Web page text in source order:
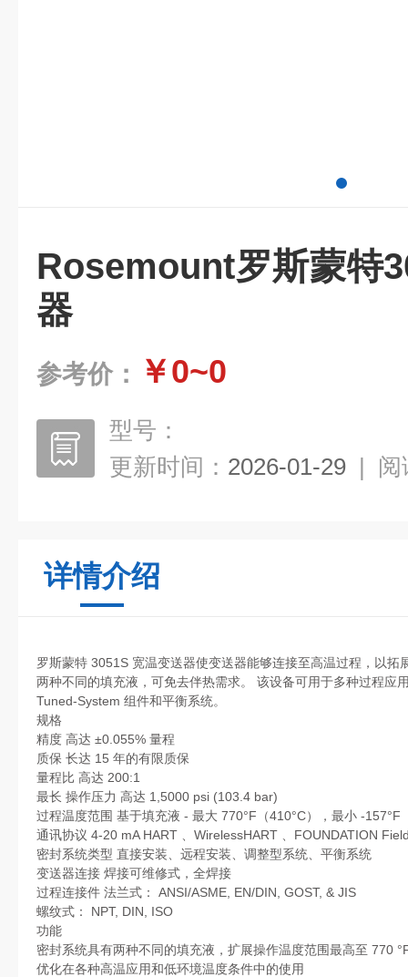
Rosemount罗斯蒙特
器
参考价： ￥0~0
型号：
更新时间： 2026-01-29 | 阅
详情介绍
罗斯蒙特 3051S 宽温变送器使变送器能够连接至高温过程，以
两种不同的填充液，可免去伴热需求。 该设备可用于多种过程应
Tuned-System 组件和平衡系统。
规格
精度 高达 ±0.055% 量程
质保 长达 15 年的有限质保
量程比 高达 200:1
最长 操作压力 高达 1,5000 psi (103.4 bar)
过程温度范围 基于填充液 - 最大 770°F（410°C），最小 -157°F
通讯协议 4-20 mA HART 、WirelessHART 、FOUNDATION
密封系统类型 直接安装、远程安装、调整型系统、平衡系统
变送器连接 焊接可维修式，全焊接
过程连接件 法兰式： ANSI/ASME, EN/DIN, GOST, & JIS
螺纹式： NPT, DIN, ISO
功能
密封系统具有两种不同的填充液，扩展操作温度范围最高至 770
优化在各种高温应用和低环境温度条件中的使用